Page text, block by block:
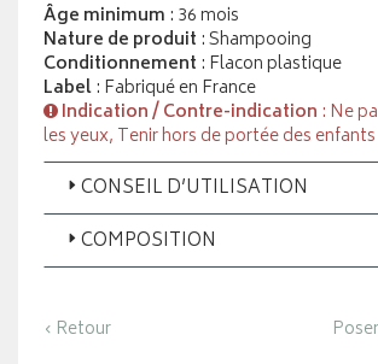
Âge minimum : 36 mois
Nature de produit : Shampooing
Conditionnement : Flacon plastique
Label: Fabriqué en France
Indication / Contre-indication : Ne
les yeux, Tenir hors de portée des enfants
CONSEIL D’UTILISATION
COMPOSITION
‹ Retour